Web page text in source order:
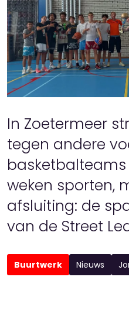
In Zoetermeer
tegen andere
basketbalteams
weken sporten,
afsluiting: de
van de Street
Buurtwerk Nieuws